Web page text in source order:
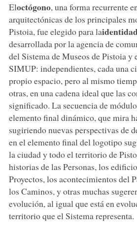
Eloctógono, una forma recurrente
arquitectónicas de los principales
Pistoia, fue elegido para la
desarrollada por la agencia de
del Sistema de Museos de Pistoia y
SIMUP: independientes, cada una
propio espacio, pero al mismo
otras, en una cadena ideal que las
significado. La secuencia de
elemento final dinámico, que mira
sugiriendo nuevas perspectivas de
en el elemento final del logotipo
la ciudad y todo el territorio de
historias de las Personas, los
Proyectos, los acontecimientos del
los Caminos, y otras muchas
evolución, al igual que está en
territorio que el Sistema representa.